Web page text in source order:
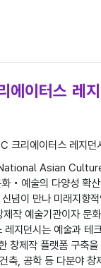
이터스 레
레지던시 ACC
Asian
화‧예술의 다양성 확
념이 만나 미래지향
작 예술기관이자 문
지던시는 예술과 테
창제작 플랫폼 구축을
축, 공학 등 다분야 창